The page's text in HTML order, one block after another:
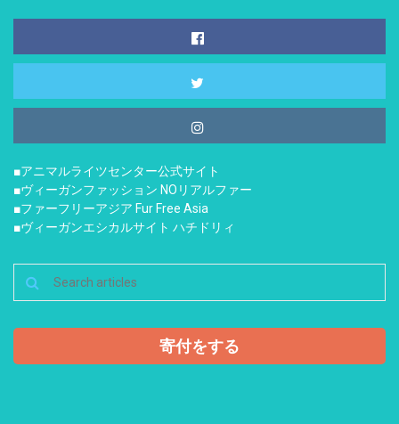
■アニマルライツセンター公式サイト
■ヴィーガンファッション NOリアルファー
■ファーフリーアジア Fur Free Asia
■ヴィーガンエシカルサイト ハチドリィ
寄付をする